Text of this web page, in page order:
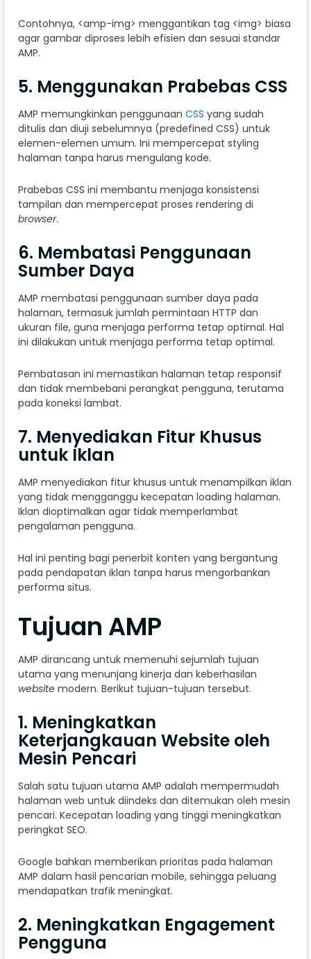
Contohnya, <amp-img> menggantikan tag <img> biasa
agar gambar diproses lebih efisien dan sesuai standar
AMP.
5. Menggunakan Prabebas CSS
AMP memungkinkan penggunaan CSS yang sudah
ditulis dan diuji sebelumnya (predefined CSS) untuk
elemen-elemen umum. Ini mempercepat styling
halaman tanpa harus mengulang kode.
Prabebas CSS ini membantu menjaga konsistensi
tampilan dan mempercepat proses rendering di
browser.
6. Membatasi Penggunaan
Sumber Daya
AMP membatasi penggunaan sumber daya pada
halaman, termasuk jumlah permintaan HTTP dan
ukuran file, guna menjaga performa tetap optimal. Hal
ini dilakukan untuk menjaga performa tetap optimal.
Pembatasan ini memastikan halaman tetap responsif
dan tidak membebani perangkat pengguna, terutama
pada koneksi lambat.
7. Menyediakan Fitur Khusus
untuk Iklan
AMP menyediakan fitur khusus untuk menampilkan iklan
yang tidak mengganggu kecepatan loading halaman.
Iklan dioptimalkan agar tidak memperlambat
pengalaman pengguna.
Hal ini penting bagi penerbit konten yang bergantung
pada pendapatan iklan tanpa harus mengorbankan
performa situs.
Tujuan AMP
AMP dirancang untuk memenuhi sejumlah tujuan
utama yang menunjang kinerja dan keberhasilan
website modern. Berikut tujuan-tujuan tersebut.
1. Meningkatkan
Keterjangkauan Website oleh
Mesin Pencari
Salah satu tujuan utama AMP adalah mempermudah
halaman web untuk diindeks dan ditemukan oleh mesin
pencari. Kecepatan loading yang tinggi meningkatkan
peringkat SEO.
Google bahkan memberikan prioritas pada halaman
AMP dalam hasil pencarian mobile, sehingga peluang
mendapatkan trafik meningkat.
2. Meningkatkan Engagement
Pengguna